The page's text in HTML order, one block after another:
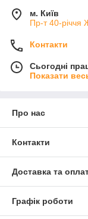
м. Київ
Пр-т 40-річчя
Контакти
Сьогодні
Показати
Про нас
Контакти
Доставка та
Графік роботи